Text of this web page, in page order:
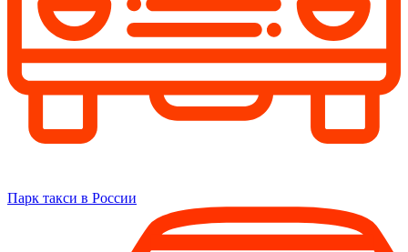
Парк такси в России